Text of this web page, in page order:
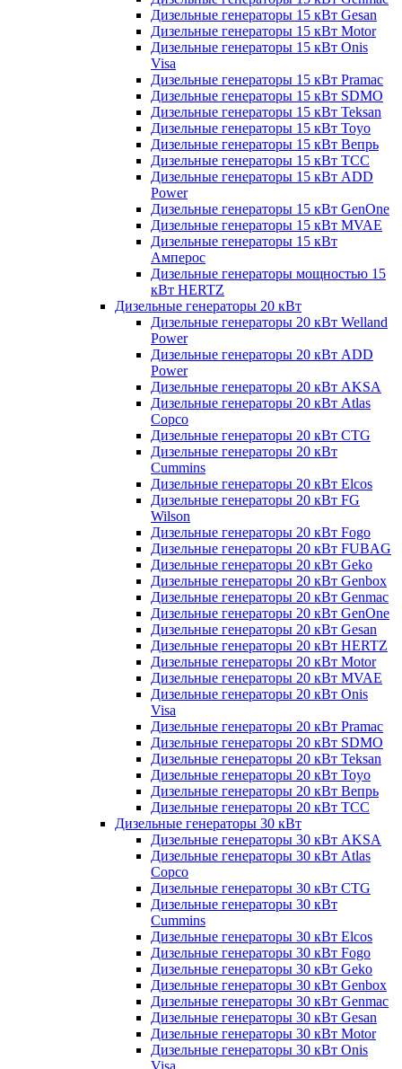
Дизельные генераторы 15 кВт Gesan
Дизельные генераторы 15 кВт Motor
Дизельные генераторы 15 кВт Onis
Visa
Дизельные генераторы 15 кВт Pramac
Дизельные генераторы 15 кВт SDMO
Дизельные генераторы 15 кВт Teksan
Дизельные генераторы 15 кВт Toyo
Дизельные генераторы 15 кВт Вепрь
Дизельные генераторы 15 кВт ТСС
Дизельные генераторы 15 кВт ADD
Power
Дизельные генераторы 15 кВт GenOne
Дизельные генераторы 15 кВт MVAE
Дизельные генераторы 15 кВт
Амперос
Дизельные генераторы мощностью 15
кВт HERTZ
Дизельные генераторы 20 кВт
Дизельные генераторы 20 кВт Welland
Power
Дизельные генераторы 20 кВт ADD
Power
Дизельные генераторы 20 кВт AKSA
Дизельные генераторы 20 кВт Atlas
Copco
Дизельные генераторы 20 кВт CTG
Дизельные генераторы 20 кВт
Cummins
Дизельные генераторы 20 кВт Elcos
Дизельные генераторы 20 кВт FG
Wilson
Дизельные генераторы 20 кВт Fogo
Дизельные генераторы 20 кВт FUBAG
Дизельные генераторы 20 кВт Geko
Дизельные генераторы 20 кВт Genbox
Дизельные генераторы 20 кВт Genmac
Дизельные генераторы 20 кВт GenOne
Дизельные генераторы 20 кВт Gesan
Дизельные генераторы 20 кВт HERTZ
Дизельные генераторы 20 кВт Motor
Дизельные генераторы 20 кВт MVAE
Дизельные генераторы 20 кВт Onis
Visa
Дизельные генераторы 20 кВт Pramac
Дизельные генераторы 20 кВт SDMO
Дизельные генераторы 20 кВт Teksan
Дизельные генераторы 20 кВт Toyo
Дизельные генераторы 20 кВт Вепрь
Дизельные генераторы 20 кВт ТСС
Дизельные генераторы 30 кВт
Дизельные генераторы 30 кВт AKSA
Дизельные генераторы 30 кВт Atlas
Copco
Дизельные генераторы 30 кВт CTG
Дизельные генераторы 30 кВт
Cummins
Дизельные генераторы 30 кВт Elcos
Дизельные генераторы 30 кВт Fogo
Дизельные генераторы 30 кВт Geko
Дизельные генераторы 30 кВт Genbox
Дизельные генераторы 30 кВт Genmac
Дизельные генераторы 30 кВт Gesan
Дизельные генераторы 30 кВт Motor
Дизельные генераторы 30 кВт Onis
Visa